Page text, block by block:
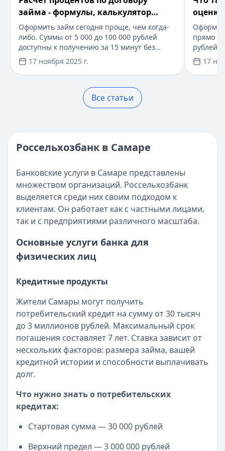
​РЕСО Гарантия ДМС - добровольно медицинское
Планируете оформить кредит или
Опубликовано:17 ноября 2025 г.
Категория:Кредиты
Читать статью
Кредитная линия банков
17 ноября 2025 г.
В 2025 году получить ипотечный кредит
Опубликовано:17 ноября 2025 г.
Читать статью
Интернет-банк Бинбанка
Кратко:Современные банковские услуги стали еще
Опубликовано:17 ноября 2025 г.
Категория:Кредиты
Читать статью
Субсидии малоимущим семьям в 2025 году
Кратко:В сложной финансовой ситуации важно знать о
Категория:Кредиты
Читать статью
Оформить кредит для иностранных граждан в 2025 году
Кратко:Получите кредит на сумму до 5 000 000 рублей
Опубликовано: 17 ноября 2025 г.
Категория: Кредиты
Читать статью
Все статьи
займа - формулы, калькулятор
расчета
Оформить займ сегодня проще, чем когда-
либо. Суммы от 5 000 до 100 000 рублей
доступны к получению за 15 минут без
справок о доходах. Новым клиентам
доступны займы под 0% на срок до 30 дней.
Возможность досрочного погашения без
комиссий. Одобрение за 5 минут по одному
17 ноября 2025 г.
прямо
рублей,
минут,
17
Все статьи
Россельхозбанк в Самаре
Банковские услуги в Самаре представлены
множеством организаций. Россельхозбанк
выделяется среди них своим подходом к
клиентам. Он работает как с частными лицами,
так и с предприятиями различного масштаба.
Основные услуги банка для
физических лиц
Кредитные продукты
Жители Самары могут получить
потребительский кредит на сумму от 30 тысяч
до 3 миллионов рублей. Максимальный срок
погашения составляет 7 лет. Ставка зависит от
нескольких факторов: размера займа, вашей
кредитной истории и способности выплачивать
долг.
Что нужно знать о потребительских
кредитах:
Стартовая сумма — 30 000 рублей
Верхний предел — 3 000 000 рублей